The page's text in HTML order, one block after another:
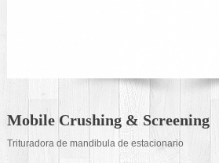
Mobile Crushing & Screening
Trituradora de mandibula de estacionario